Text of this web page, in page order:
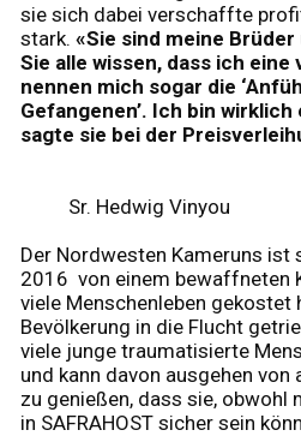
sie sich dabei verschaffte
stark. «Sie sind meine
Sie alle wissen, dass ich eine
nennen mich sogar die
Gefangenen’. Ich bin wirklich
sagte sie bei der
Sr. Hedwig Vinyou
Der Nordwesten Kameruns ist
2016 von einem bewaffneten
viele Menschenleben gekostet
Bevölkerung in die Flucht
viele junge traumatisierte
und kann davon ausgehen von
zu genießen, dass sie, obwohl
in SAFRAHOST sicher sein